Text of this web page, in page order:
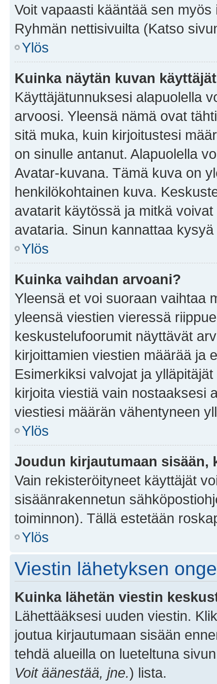
Voit vapaasti kääntää sen
Ryhmän nettisivuilta (Katso
Ylös
Kuinka näytän kuvan
Käyttäjätunnuksesi alapuolella
arvoosi. Yleensä nämä ovat
sitä muka, kuin kirjoitustesi
on sinulle antanut. Alapuolella
Avatar-kuvana. Tämä kuva on
henkilökohtainen kuva.
avatarit käytössä ja mitkä
avataria. Sinun kannattaa
Ylös
Kuinka vaihdan arvoani?
Yleensä et voi suoraan vaihtaa
yleensä viestien vieressä
keskustelufoorumit näyttävät
kirjoittamien viestien määrää ja
Esimerkiksi valvojat ja
kirjoita viestiä vain nostaaksesi
viestiesi määrän vähentyneen
Ylös
Joudun kirjautumaan sisään,
Vain rekisteröityneet käyttäjät
sisäänrakennetun
toiminnon). Tällä estetään
Ylös
Viestin lähetyksen
Kuinka lähetän viestin
Lähettääksesi uuden viestin.
joutua kirjautumaan sisään
tehdä alueilla on lueteltuna
Voit äänestää, jne.) lista.